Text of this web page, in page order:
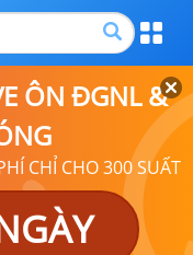
ÔN ĐGNL &
CHỈ CHO 300 SUẤT